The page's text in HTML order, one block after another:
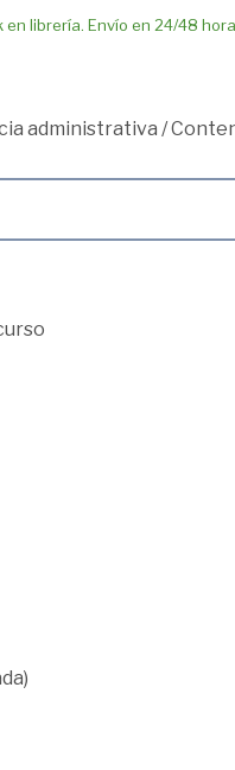
en librería. Envío en 24/48
administrativa /